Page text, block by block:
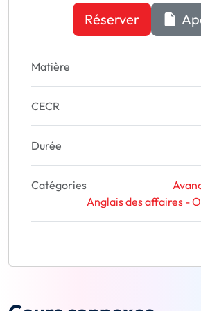
Réserver
Matière
CECR
Durée
Catégories
Anglais des affaires -